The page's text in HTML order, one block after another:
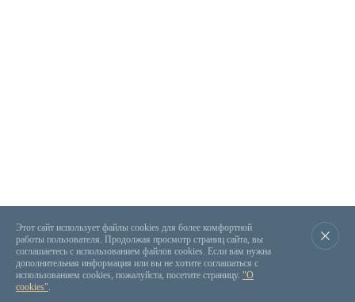
Этот сайт использует файлы cookies для более комфортной
работы пользователя. Продолжая просмотр страниц сайта, вы
соглашаетесь с использованием файлов cookies. Если вам нужна
дополнительная информация или вы не хотите соглашаться с
использованием cookies, пожалуйста, посетите страницу. "О
cookies".